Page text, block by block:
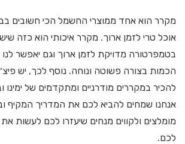
מקרר הוא אחד ממוצרי החשמל הכי חשובים
אוכל טרי לזמן ארוך. מקרר איכותי הוא כזה
בטמפרטורה מדויקת לזמן ארוך וגם יאפשר
הכמות בצורה פשוטה ונוחה. נוסף לכך, יש
להכיר במקררים מודרניים ומתקדמים של ימינו
אנחנו שמחים להביא לכם את המדריך המקיף
מומלצים ולקווים מנחים שיעזרו לכם לעשות
לכם.